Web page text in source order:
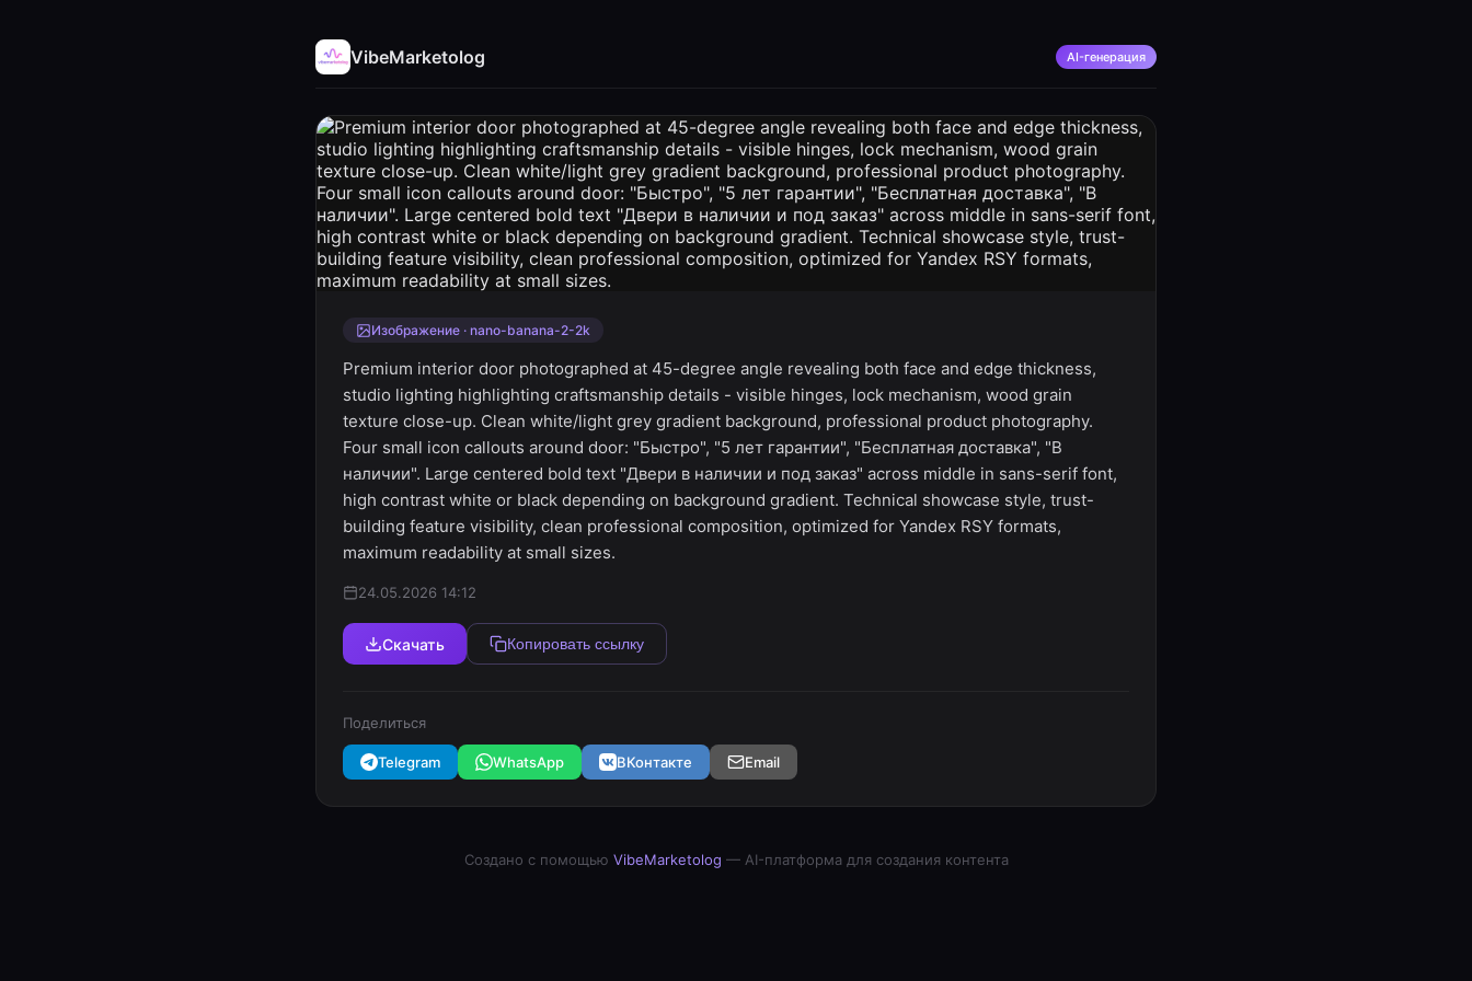
VibeMarketolog AI-генерация
Изображение · nano-banana-2-2k
Premium interior door photographed at 45-degree angle revealing both face and edge thickness,
studio lighting highlighting craftsmanship details - visible hinges, lock mechanism, wood grain
texture close-up. Clean white/light grey gradient background, professional product photography.
Four small icon callouts around door: "Быстро", "5 лет гарантии", "Бесплатная доставка", "В
наличии". Large centered bold text "Двери в наличии и под заказ" across middle in sans-serif font,
high contrast white or black depending on background gradient. Technical showcase style, trust-
building feature visibility, clean professional composition, optimized for Yandex RSY formats,
maximum readability at small sizes.
24.05.2026 14:12
Скачать Копировать ссылку
Поделиться
Telegram WhatsApp ВКонтакте Email
Создано с помощью VibeMarketolog — AI-платформа для создания контента